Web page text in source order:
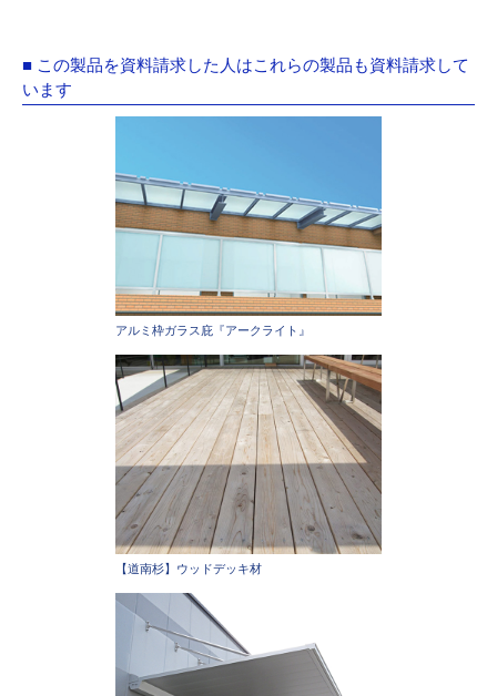
■ この製品を資料請求した人はこれらの製品も資料請求して
います
アルミ枠ガラス庇『アークライト』
【道南杉】ウッドデッキ材